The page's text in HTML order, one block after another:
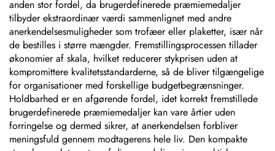
anden stor fordel, da brugerdefinerede præmiemedaljer
tilbyder ekstraordinær værdi sammenlignet med andre
anerkendelsesmuligheder som trofæer eller plaketter, især når
de bestilles i større mængder. Fremstillingsprocessen tillader
økonomier af skala, hvilket reducerer stykprisen uden at
kompromittere kvalitetsstandarderne, så de bliver tilgængelige
for organisationer med forskellige budgetbegrænsninger.
Holdbarhed er en afgørende fordel, idet korrekt fremstillede
brugerdefinerede præmiemedaljer kan vare årtier uden
forringelse og dermed sikrer, at anerkendelsen forbliver
meningsfuld gennem modtagerens hele liv. Den kompakte